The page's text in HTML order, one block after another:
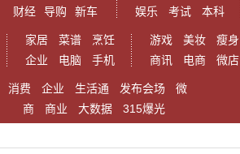
财经
导购 新车
娱乐
考试 本科
家居 菜谱
烹饪
企业
电脑 手机
游戏 美妆
瘦身
商讯
电商 微店
消费 企业 生活通 发布会场
微
商
商业 大数据 315爆光